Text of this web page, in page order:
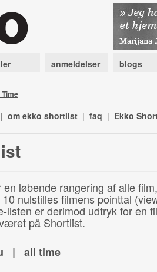
anmeldelser blogs
| om ekko shortlist | faq | Ekko
løbende rangering af alle
nulstilles filmens pointtal
listen er derimod udtryk for en
på Shortlist.
| all time